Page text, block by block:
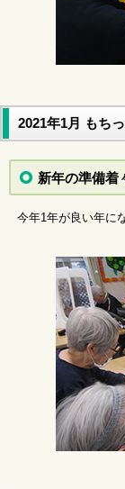
2021年1月 もち
新年の準備着
今年1年が良い年に